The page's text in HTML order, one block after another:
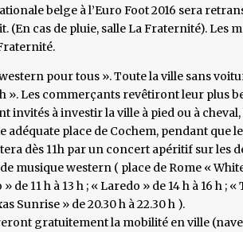
belge à l’Euro Foot 2016 sera
(En cas de pluie, salle La Fraternité). Les
pour tous ». Toute la ville sans
». Les commerçants revêtiront leur plus
invités à investir la ville à pied ou à
place de Cochem, pendant que
dès 11h par un concert apéritif sur les
musique western ( place de Rome «
11 h à 13 h ; « Laredo » de 14 h à 16 h ; «
Sunrise » de 20.30 h à 22.30 h ).
gratuitement la mobilité en ville